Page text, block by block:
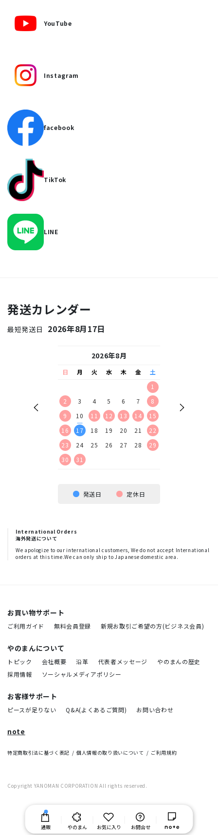
YouTube
Instagram
facebook
TikTok
LINE
発送カレンダー
2026年8月
日 月 火 水 木 金
土
1
2
3 4 5 6 7
8
9
10 11 12 13 14
15
16
17 18 19 20 21
22
23
24 25 26 27 28
29
30
31
最短発送日 2026年8月17日
発送日 定休日
International Orders
海外発送について
We apologize to our international customers, We do not accept International
orders at this time.We can only ship to Japanese domestic area.
お買い物サポート
ご利用ガイド 無料会員登録 新規お取引ご希望の方(ビジネス会員)
やのまんについて
トピック 会社概要 沿革 代表者メッセージ
やのまんの歴史
採用情報
ソーシャルメディアポリシー
お客様サポート
ピースが足りない Q&A(よくあるご質問) お問い合わせ
note
特定商取引法に基づく表記 個人情報の取り扱いについて ご利用規約
Copyright YANOMAN CORPORATION All rights reserved.
通販 やのまん お気に入り お問合せ